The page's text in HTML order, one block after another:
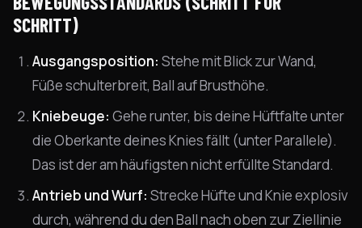
SCHRITT)
Ausgangsposition: Stehe mit Blick zur Wand,
Füße schulterbreit, Ball auf Brusthöhe.
Kniebeuge: Gehe runter, bis deine Hüftfalte unter
die Oberkante deines Knies fällt (unter Parallele).
Das ist der am häufigsten nicht erfüllte Standard.
Antrieb und Wurf: Strecke Hüfte und Knie explosiv
durch, während du den Ball nach oben zur Ziellinie